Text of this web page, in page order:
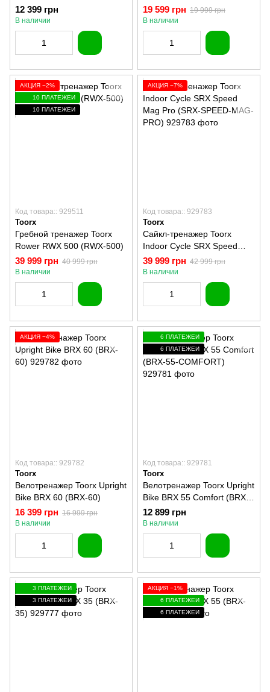
COMPACT)
12 399 грн
В наличии
ACTIVE)
19 599 грн 19 999 грн
В наличии
АКЦИЯ −2%
10 ПЛАТЕЖЕЙ
10 ПЛАТЕЖЕЙ
Код товара:: 929511
Toorx
Гребной тренажер Toorx
Rower RWX 500 (RWX-500)
39 999 грн 40 999 грн
В наличии
АКЦИЯ −7%
Код товара:: 929783
Toorx
Сайкл-тренажер Toorx
Indoor Cycle SRX Speed
Mag Pro (SRX-SPEED-MAG-
PRO)
39 999 грн 42 999 грн
В наличии
АКЦИЯ −4%
Код товара:: 929782
Toorx
Велотренажер Toorx Upright
Bike BRX 60 (BRX-60)
16 399 грн 16 999 грн
В наличии
6 ПЛАТЕЖЕЙ
6 ПЛАТЕЖЕЙ
Код товара:: 929781
Toorx
Велотренажер Toorx Upright
Bike BRX 55 Comfort (BRX-
55-COMFORT)
12 899 грн
В наличии
3 ПЛАТЕЖЕЙ
3 ПЛАТЕЖЕЙ
АКЦИЯ −1%
6 ПЛАТЕЖЕЙ
6 ПЛАТЕЖЕЙ